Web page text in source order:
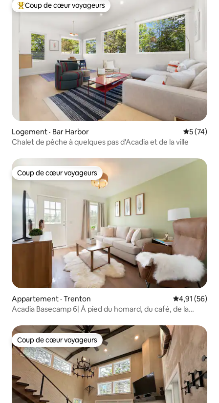
Coup de cœur voyageurs parmi les plus aimés
Coup de cœur voyageurs
Logement · Bar Harbor Note
5 (74)
Chalet de pêche à quelques pas d'Acadia et de la ville
Coup de cœur voyageurs
Coup de cœur voyageurs
Appartement · Trenton Note
4,91 (56)
Acadia Basecamp 6| À pied du homard, du café, de la
Coup de cœur voyageurs
Coup de cœur voyageurs